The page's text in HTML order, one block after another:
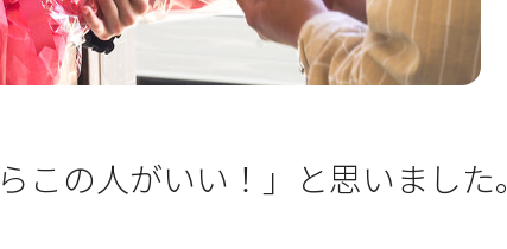
この人がいい！」と思いました。